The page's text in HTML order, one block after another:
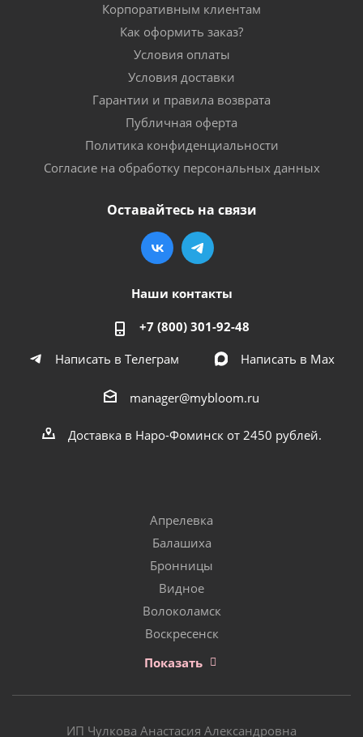
Корпоративным клиентам
Как оформить заказ?
Условия оплаты
Условия доставки
Гарантии и правила возврата
Публичная оферта
Политика конфиденциальности
Согласие на обработку персональных данных
Оставайтесь на связи
Наши контакты
+7 (800) 301-92-48
Написать в Телеграм
Написать в Мах
manager@mybloom.ru
Доставка в Наро-Фоминск от 2450 рублей.
Апрелевка
Балашиха
Бронницы
Видное
Волоколамск
Воскресенск
Показать
ИП Чулкова Анастасия Александровна